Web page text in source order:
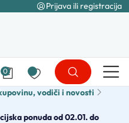
Prijava ili registracija
0
vodiči i novosti
ponuda od 02.01. do